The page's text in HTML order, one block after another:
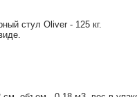
стул Oliver - 125 кг.